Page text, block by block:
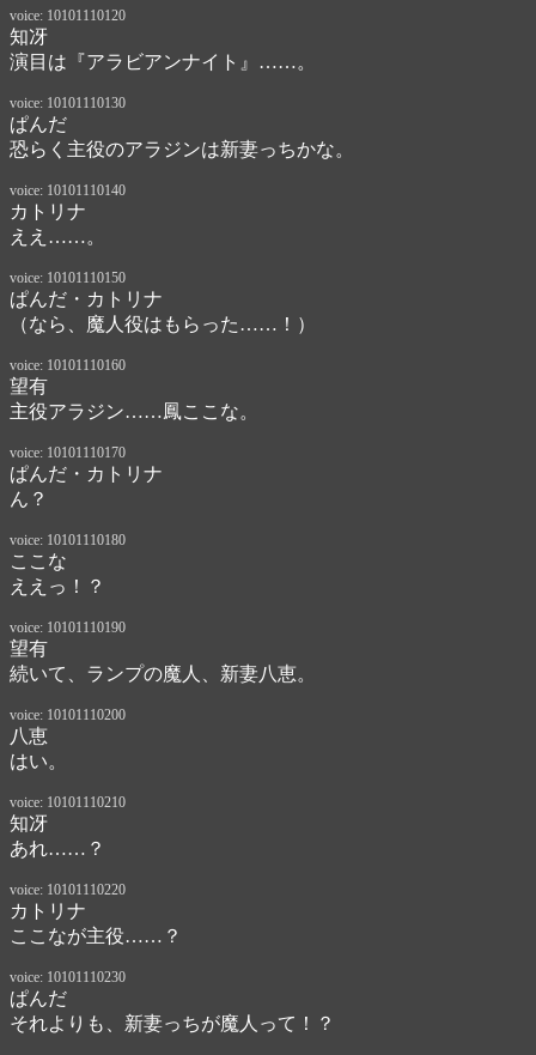
voice: 10101110120
知冴
演目は『アラビアンナイト』……。
voice: 10101110130
ぱんだ
恐らく主役のアラジンは新妻っちかな。
voice: 10101110140
カトリナ
ええ……。
voice: 10101110150
ぱんだ・カトリナ
（なら、魔人役はもらった……！）
voice: 10101110160
望有
主役アラジン……鳳ここな。
voice: 10101110170
ぱんだ・カトリナ
ん？
voice: 10101110180
ここな
ええっ！？
voice: 10101110190
望有
続いて、ランプの魔人、新妻八恵。
voice: 10101110200
八恵
はい。
voice: 10101110210
知冴
あれ……？
voice: 10101110220
カトリナ
ここなが主役……？
voice: 10101110230
ぱんだ
それよりも、新妻っちが魔人って！？